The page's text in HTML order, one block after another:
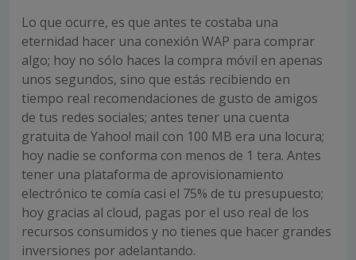
Lo que ocurre, es que antes te costaba una
eternidad hacer una conexión WAP para comprar
algo; hoy no sólo haces la compra móvil en apenas
unos segundos, sino que estás recibiendo en
tiempo real recomendaciones de gusto de amigos
de tus redes sociales; antes tener una cuenta
gratuita de Yahoo! mail con 100 MB era una locura;
hoy nadie se conforma con menos de 1 tera. Antes
tener una plataforma de aprovisionamiento
electrónico te comía casi el 75% de tu presupuesto;
hoy gracias al cloud, pagas por el uso real de los
recursos consumidos y no tienes que hacer grandes
inversiones por adelantando.